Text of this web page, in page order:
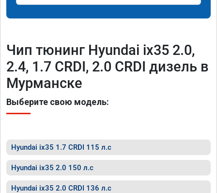
Чип тюнинг Hyundai ix35 2.0,
2.4, 1.7 CRDI, 2.0 CRDI дизель в
Мурманске
Выберите свою модель:
Hyundai ix35 1.7 CRDI 115 л.с
Hyundai ix35 2.0 150 л.с
Hyundai ix35 2.0 CRDI 136 л.с